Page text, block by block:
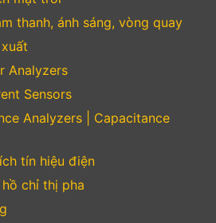
thanh, ánh sáng, vòng quay
Analyzers
Sensors
Analyzers | Capacitance
tín hiệu điện
chỉ thị pha